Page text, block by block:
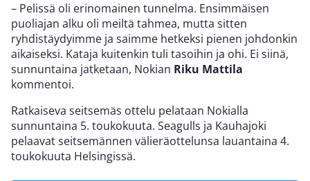
– Pelissä oli erinomainen tunnelma. Ensimmäisen
puoliajan alku oli meiltä tahmea, mutta sitten
ryhdistäydyimme ja saimme hetkeksi pienen johdonkin
aikaiseksi. Kataja kuitenkin tuli tasoihin ja ohi. Ei siinä,
sunnuntaina jatketaan, Nokian Riku Mattila
kommentoi.
Ratkaiseva seitsemäs ottelu pelataan Nokialla
sunnuntaina 5. toukokuuta. Seagulls ja Kauhajoki
pelaavat seitsemännen välieräottelunsa lauantaina 4.
toukokuuta Helsingissä.